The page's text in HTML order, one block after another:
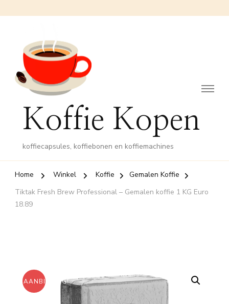
Koffie Kopen
koffiecapsules, koffiebonen en koffiemachines
Home Winkel Koffie
Gemalen Koffie
Tiktak Fresh Brew Professional – Gemalen koffie 1 KG Euro
18.89
AANBIEDING!